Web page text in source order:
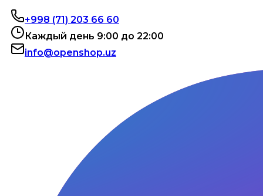
+998 (71) 203 66 60
Каждый день 9:00 до 22:00
info@openshop.uz